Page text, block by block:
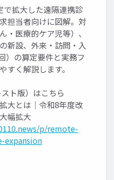
で拡大した遠隔連携診
担当者向けに図解。対
・医療的ケア児等）、
新設、外来・訪問・入
）の算定要件と実務フ
すく解説します。
ト版）はこちら
大とは｜令和8年度改
幅拡大
p/remote-
expansion